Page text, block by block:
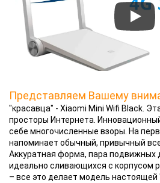
Представляем Вашему
"красавца" - Xiaomi Mini Wifi Black.
просторы Интернета.
себе многочисленные взоры. На
напоминает обычный, привычный
Аккуратная форма, пара подвижных
идеально сливающихся с корпусом
– все это делает модель настоящей